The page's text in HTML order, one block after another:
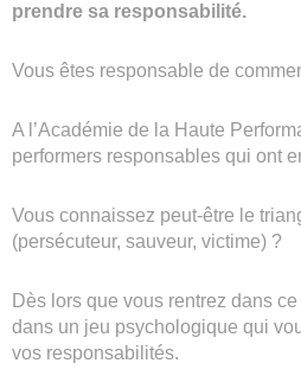
prendre sa responsabilité.
Vous êtes responsable de
A l’Académie de la Haute
performers responsables qui ont
Vous connaissez peut-être le
(persécuteur, sauveur, victime) ?
Dès lors que vous rentrez dans
dans un jeu psychologique qui
vos responsabilités.